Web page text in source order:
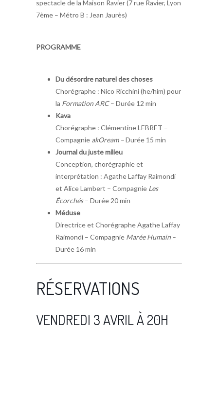
spectacle de la Maison Ravier (7 rue Ravier, Lyon
7ème – Métro B : Jean Jaurès)
PROGRAMME
Du désordre naturel des choses
Chorégraphe : Nico Ricchini (he/him) pour
la Formation ARC– Durée 12 min
Kava
Chorégraphe : Clémentine LEBRET –
Compagnie akOream –Durée 15 min
Journal du juste milieu
Conception, chorégraphie et
interprétation : Agathe Laffay Raimondi
et Alice Lambert – Compagnie Les
Écorchés– Durée 20 min
Méduse
Directrice et Chorégraphe Agathe Laffay
Raimondi – Compagnie Marée Humain –
Durée 16 min
RÉSERVATIONS
VENDREDI 3 AVRIL À 20H